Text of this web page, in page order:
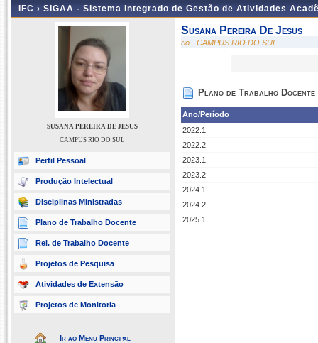
IFC › SIGAA - Sistema Integrado de Gestão de Atividades
SUSANA PEREIRA DE JESUS
CAMPUS RIO DO SUL
Perfil Pessoal
Produção Intelectual
Disciplinas Ministradas
Plano de Trabalho Docente
Rel. de Trabalho Docente
Projetos de Pesquisa
Atividades de Extensão
Projetos de Monitoria
Ir ao Menu Principal
Susana Pereira De Jesus
rio - CAMPUS RIO DO SUL
Plano de Trabalho Docente
Ano/Período
2022.1
2022.2
2023.1
2023.2
2024.1
2024.2
2025.1